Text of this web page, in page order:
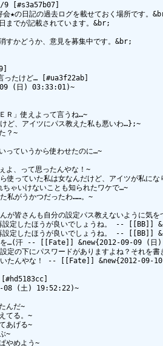
9 [#s3a57b07]
会★の日記の過去ログを載せておく場所です。
までが記載されています。&br;
すかどうか、意見を募集中です。&br;
ったけど… [#ua3f22ab]
(日) 03:33:01)~
Ｒ」使えよって言うね…~
、アイツにパス教えた私も悪いわ…};~
？~
っていうから使わせたのに…~
よ、って思ったんやな！~
っていた私は女なんだけど、アイツが私にな
ゃいけないことも知られたワケで…~
私がうかつだったわ……。~
んが皆さんも自分の設定パス教えないよ
設定したほうが良いでしょうね。 --
設定したほうが良いでしょうね。 --
定を…(汗 -- [[Fate]] &new{2012-09-09 (
設定の下にパスワードがありますよね？そ
いたんやな！ -- [[Fate]] &new{2012-
08 (土) 19:52:22)~
んだ~
てる。~
あげる~
~
やめよう~